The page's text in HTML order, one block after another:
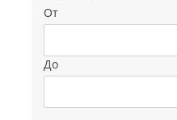
От
До